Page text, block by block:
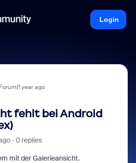
Login
year ago
fehlt bei Android
0 replies
mit der Galerieansicht.